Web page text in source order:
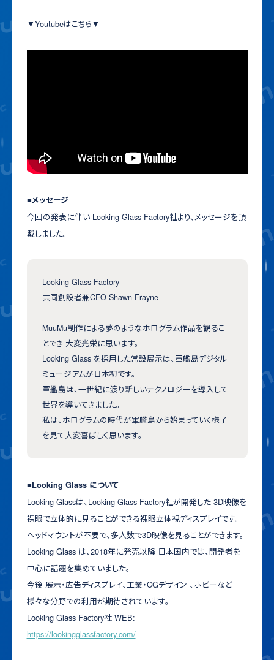
▼Youtubeはこちら▼
■メッセージ
今回の発表に伴い Looking Glass Factory社より、メッセージを頂
戴しました。
Looking Glass Factory
共同創設者兼CEO Shawn Frayne
MuuMu制作による夢のようなホログラム作品を観るこ
とでき 大変光栄に思います。
Looking Glass を採用した常設展示は、軍艦島デジタル
ミュージアムが日本初です。
軍艦島は、一世紀に渡り新しいテクノロジーを導入して
世界を導いてきました。
私は、ホログラムの時代が軍艦島から始まっていく様子
を見て大変喜ばしく思います。
■Looking Glass について
Looking Glassは、Looking Glass Factory社が開発した 3D映像を
裸眼で立体的に見ることができる裸眼立体視ディスプレイです。
ヘッドマウントが不要で、多人数で3D映像を見ることができます。
Looking Glass は、2018年に発売以降 日本国内では、開発者を
中心に話題を集めていました。
今後 展示・広告ディスプレイ、工業・CGデザイン 、ホビーなど
様々な分野での利用が期待されています。
Looking Glass Factory社 WEB:
https://lookingglassfactory.com/